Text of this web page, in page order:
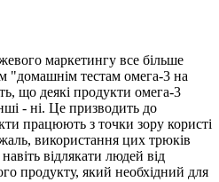
маркетингу все більше
"домашнім тестам омега-3 на
що деякі продукти омега-3
- ні. Це призводить до
працюють з точки зору користі
використання цих трюків
відлякати людей від
продукту, який необхідний для